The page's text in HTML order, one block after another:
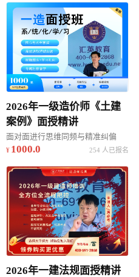
2026年一级造价师《土建
案例》面授精讲
面对面进行思维同频与精准纠偏
1000.0 254 人已报名
2026年一建法规面授精讲